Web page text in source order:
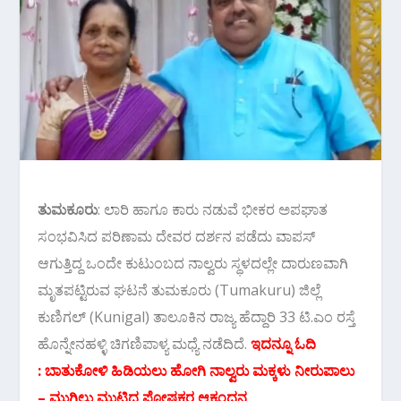
ತುಮಕೂರು: ಲಾರಿ ಹಾಗೂ ಕಾರು ನಡುವೆ ಭೀಕರ ಅಪಘಾತ
ಸಂಭವಿಸಿದ ಪರಿಣಾಮ ದೇವರ ದರ್ಶನ ಪಡೆದು ವಾಪಸ್
ಆಗುತ್ತಿದ್ದ ಒಂದೇ ಕುಟುಂಬದ ನಾಲ್ವರು ಸ್ಥಳದಲ್ಲೇ ದಾರುಣವಾಗಿ
ಮೃತಪಟ್ಟಿರುವ ಘಟನೆ ತುಮಕೂರು (Tumakuru) ಜಿಲ್ಲೆ
ಕುಣಿಗಲ್ (Kunigal) ತಾಲೂಕಿನ ರಾಜ್ಯ ಹೆದ್ದಾರಿ 33 ಟಿ.ಎಂ ರಸ್ತೆ
ಹೊನ್ನೇನಹಳ್ಳಿ ಚಿಗಣಿಪಾಳ್ಯ ಮಧ್ಯೆ ನಡೆದಿದೆ. ಇದನ್ನೂ ಓದಿ
:ಬಾತುಕೋಳಿ ಹಿಡಿಯಲು ಹೋಗಿ ನಾಲ್ವರು ಮಕ್ಕಳು ನೀರುಪಾಲು